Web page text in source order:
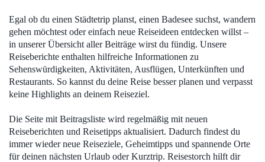
Egal ob du einen Städtetrip planst, einen Badesee suchst, wandern
gehen möchtest oder einfach neue Reiseideen entdecken willst –
in unserer Übersicht aller Beiträge wirst du fündig. Unsere
Reiseberichte enthalten hilfreiche Informationen zu
Sehenswürdigkeiten, Aktivitäten, Ausflügen, Unterkünften und
Restaurants. So kannst du deine Reise besser planen und verpasst
keine Highlights an deinem Reiseziel.
Die Seite mit Beitragsliste wird regelmäßig mit neuen
Reiseberichten und Reisetipps aktualisiert. Dadurch findest du
immer wieder neue Reiseziele, Geheimtipps und spannende Orte
für deinen nächsten Urlaub oder Kurztrip. Reisestorch hilft dir